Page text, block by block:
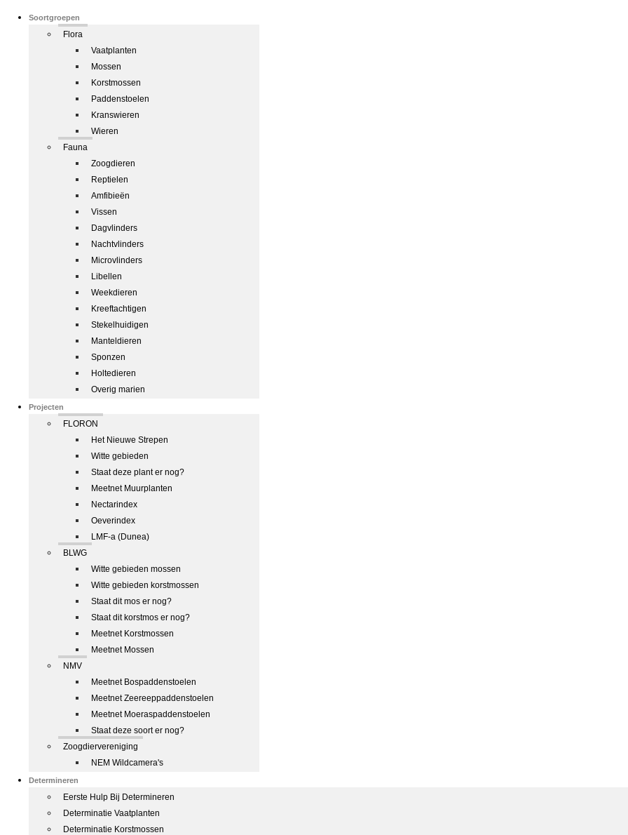
Soortgroepen
Flora
Vaatplanten
Mossen
Korstmossen
Paddenstoelen
Kranswieren
Wieren
Fauna
Zoogdieren
Reptielen
Amfibieën
Vissen
Dagvlinders
Nachtvlinders
Microvlinders
Libellen
Weekdieren
Kreeftachtigen
Stekelhuidigen
Manteldieren
Sponzen
Holtedieren
Overig marien
Projecten
FLORON
Het Nieuwe Strepen
Witte gebieden
Staat deze plant er nog?
Meetnet Muurplanten
Nectarindex
Oeverindex
LMF-a (Dunea)
BLWG
Witte gebieden mossen
Witte gebieden korstmossen
Staat dit mos er nog?
Staat dit korstmos er nog?
Meetnet Korstmossen
Meetnet Mossen
NMV
Meetnet Bospaddenstoelen
Meetnet Zeereeppaddenstoelen
Meetnet Moeraspaddenstoelen
Staat deze soort er nog?
Zoogdiervereniging
NEM Wildcamera's
Determineren
Eerste Hulp Bij Determineren
Determinatie Vaatplanten
Determinatie Korstmossen